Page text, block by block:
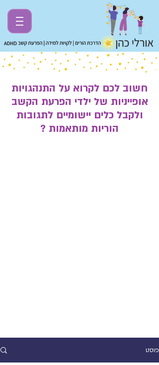
חשוב לכם לקרוא על התנהגויות
אופייניות של ילדי הפרעת הקשב
ולקבל כלים יישומיים לתגובות
הוריות מותאמות ?
פוסט